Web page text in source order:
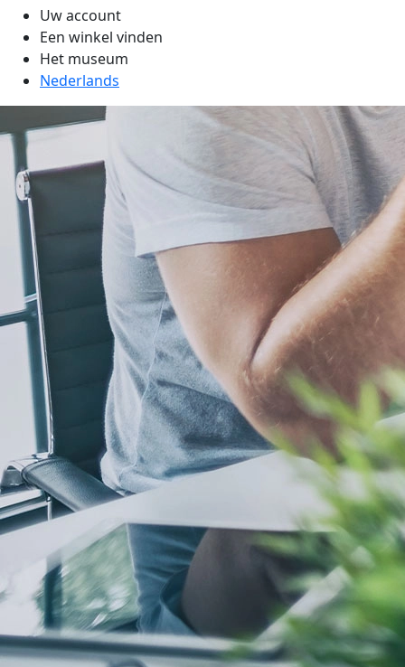
Uw account
Een winkel vinden
Het museum
Nederlands